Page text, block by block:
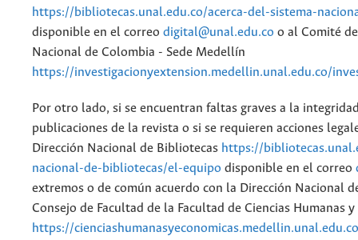
https://bibliotecas.unal.edu.co/acerca-del-sistema-
disponible en el correo digital@unal.edu.co o al Comité
Nacional de Colombia - Sede Medellín
https://investigacionyextension.medellin.unal.edu.co/
Por otro lado, si se encuentran faltas graves a la
publicaciones de la revista o si se requieren acciones
Dirección Nacional de Bibliotecas https://
nacional-de-bibliotecas/el-equipo disponible en el correo
extremos o de común acuerdo con la Dirección Nacional
Consejo de Facultad de la Facultad de Ciencias Humanas y
https://